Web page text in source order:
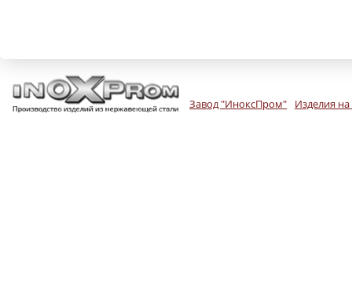
Завод "ИноксПром" Изделия на